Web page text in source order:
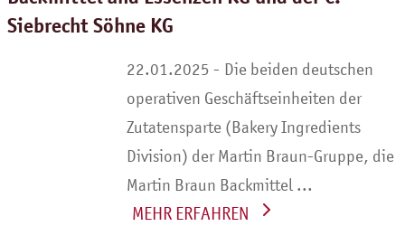
Siebrecht Söhne KG
Die beiden deutschen
operativen Geschäftseinheiten der
Zutatensparte (Bakery Ingredients
Division) der Martin Braun-Gruppe, die
Martin Braun Backmittel ...
WEITERLESEN